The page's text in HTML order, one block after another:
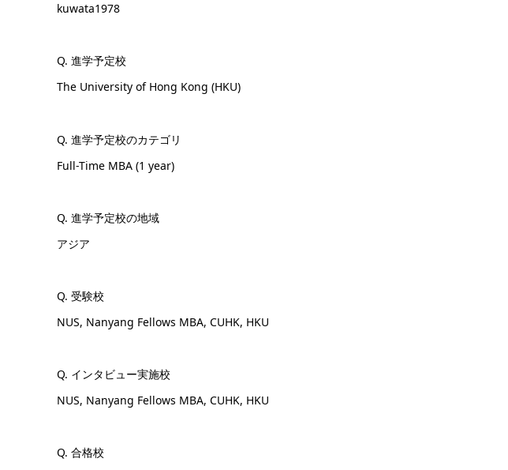
kuwata1978
Q. 進学予定校
The University of Hong Kong (HKU)
Q. 進学予定校のカテゴリ
Full-Time MBA (1 year)
Q. 進学予定校の地域
アジア
Q. 受験校
NUS, Nanyang Fellows MBA, CUHK, HKU
Q. インタビュー実施校
NUS, Nanyang Fellows MBA, CUHK, HKU
Q. 合格校